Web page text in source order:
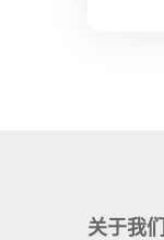
关于我们